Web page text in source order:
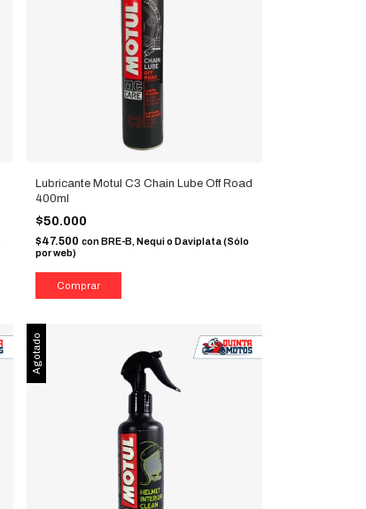
Lubricante Motul C3 Chain Lube Off Road
400ml
$50.000
$47.500 con BRE-B, Nequi o Daviplata (Sólo
por web)
Agotado